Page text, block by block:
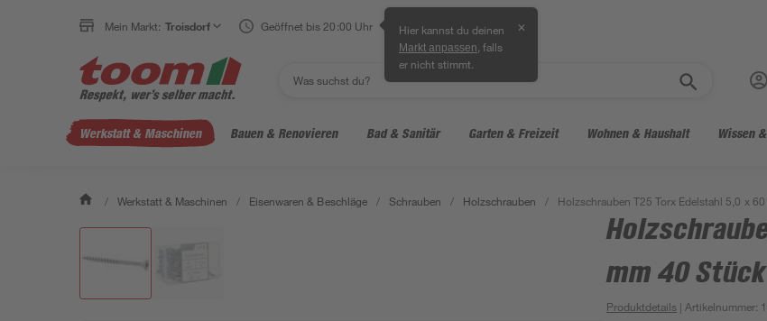
Mein Markt: Troisdorf Geöffnet bis 20:00 Uhr Hier kannst du deinen
Markt anpassen , falls
er nicht stimmt.
✕
Werkstatt & Maschinen Bauen & Renovieren Bad & Sanitär Garten & Freizeit Wohnen & Haushalt Wissen
/ Werkstatt & Maschinen / Eisenwaren & Beschläge / Schrauben / Holzschrauben / Holzschrauben T25 Torx Edelstahl 5,0 x
mm 40 Stück
Produktdetails | Artikelnummer: